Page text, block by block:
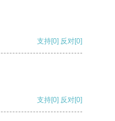
支持[0] 反对[0]
支持[0] 反对[0]